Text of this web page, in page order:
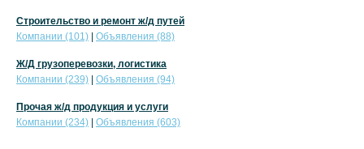
Строительство и ремонт ж/д путей
Компании (101)
Объявления (88)
Ж/Д грузоперевозки, логистика
Компании (239)
Объявления (94)
Прочая ж/д продукция и услуги
Компании (234)
Объявления (603)